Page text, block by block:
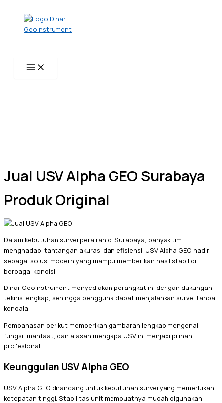
content
Jual USV Alpha GEO Surabaya
Produk Original
Dalam kebutuhan survei perairan di Surabaya, banyak tim
menghadapi tantangan akurasi dan efisiensi. USV Alpha GEO hadir
sebagai solusi modern yang mampu memberikan hasil stabil di
berbagai kondisi.
Dinar Geoinstrument menyediakan perangkat ini dengan dukungan
teknis lengkap, sehingga pengguna dapat menjalankan survei tanpa
kendala.
Pembahasan berikut memberikan gambaran lengkap mengenai
fungsi, manfaat, dan alasan mengapa USV ini menjadi pilihan
profesional.
Keunggulan USV Alpha GEO
USV Alpha GEO dirancang untuk kebutuhan survei yang memerlukan
ketepatan tinggi. Stabilitas unit membuatnya mudah digunakan